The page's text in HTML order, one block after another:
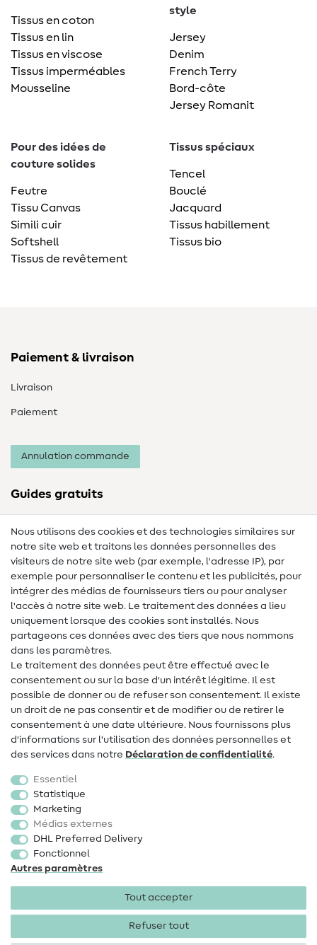
Tissus en coton
Tissus en lin
Tissus en viscose
Tissus imperméables
Mousseline
style
Jersey
Denim
French Terry
Bord-côte
Jersey Romanit
Pour des idées de
couture solides
Feutre
Tissu Canvas
Simili cuir
Softshell
Tissus de revêtement
Tissus spéciaux
Tencel
Bouclé
Jacquard
Tissus habillement
Tissus bio
Paiement & livraison
Livraison
Paiement
Annulation commande
Guides gratuits
Lexique de couture
Tutos de couture
Aide & contact
Contact
Changement de propriétaire
FAQ
Droit de rétractation
Populaire
Accessoires de couture
Promotions
Nous utilisons des cookies et des technologies similaires sur
notre site web et traitons les données personnelles des
visiteurs de notre site web (par exemple, l'adresse IP), par
exemple pour personnaliser le contenu et les publicités, pour
intégrer des médias de fournisseurs tiers ou pour analyser
l'accès à notre site web. Le traitement des données a lieu
uniquement lorsque des cookies sont installés. Nous
partageons ces données avec des tiers que nous nommons
dans les paramètres.
Le traitement des données peut être effectué avec le
consentement ou sur la base d'un intérêt légitime. Il est
possible de donner ou de refuser son consentement. Il existe
un droit de ne pas consentir et de modifier ou de retirer le
consentement à une date ultérieure. Nous fournissons plus
d'informations sur l'utilisation des données personnelles et
des services dans notre Déclaration de confidentialité.
Essentiel
Statistique
Marketing
Médias externes
DHL Preferred Delivery
Fonctionnel
Autres paramètres
Tout accepter
Refuser tout
Mentions légales Protection des données CGV
Droit